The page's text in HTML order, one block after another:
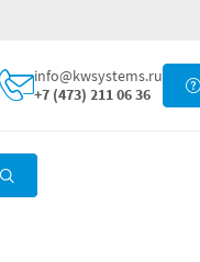
info@kwsystems.ru
+7 (473) 211 06 36